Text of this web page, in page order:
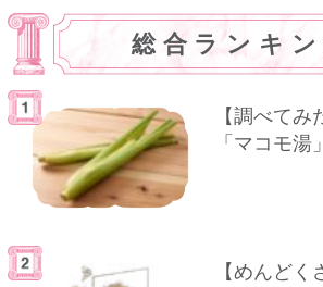
総合ランキ
【調べて
「マコモ湯
【めんど